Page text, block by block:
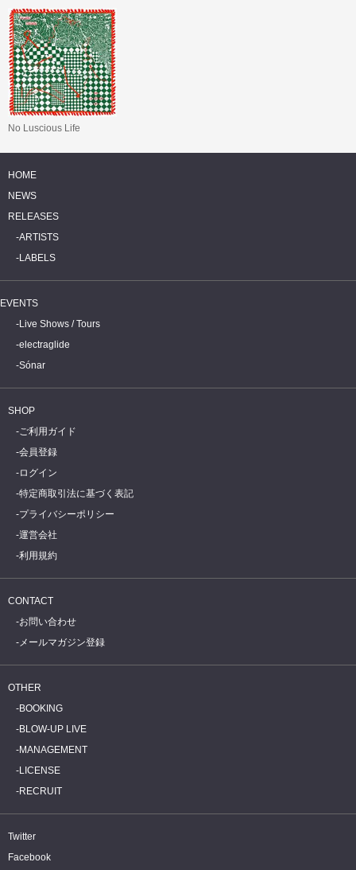
No Luscious Life
HOME
NEWS
RELEASES
ARTISTS
LABELS
EVENTS
Live Shows / Tours
electraglide
Sónar
SHOP
ご利用ガイド
会員登録
ログイン
特定商取引法に基づく表記
プライバシーポリシー
運営会社
利用規約
CONTACT
お問い合わせ
メールマガジン登録
OTHER
BOOKING
BLOW-UP LIVE
MANAGEMENT
LICENSE
RECRUIT
Twitter
Facebook